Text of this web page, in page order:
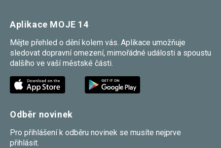
Aplikace MOJE 14
Mějte přehled o dění kolem vás. Aplikace umožňuje
sledovat dopravní omezení, mimořádné události a spoustu
dalšího ve vaší městské části.
Odběr novinek
Pro přihlášení k odběru novinek se musíte nejprve
přihlásit.